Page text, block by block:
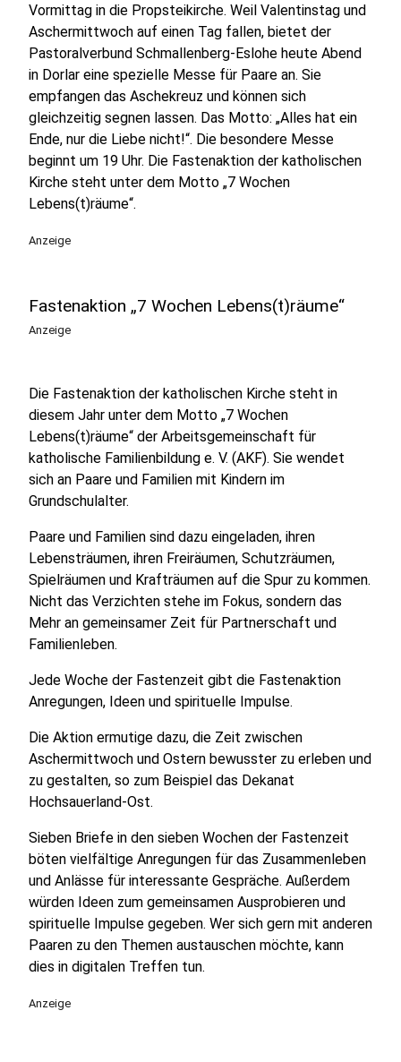
Vormittag in die Propsteikirche. Weil Valentinstag und
Aschermittwoch auf einen Tag fallen, bietet der
Pastoralverbund Schmallenberg-Eslohe heute Abend
in Dorlar eine spezielle Messe für Paare an. Sie
empfangen das Aschekreuz und können sich
gleichzeitig segnen lassen. Das Motto: „Alles hat ein
Ende, nur die Liebe nicht!“. Die besondere Messe
beginnt um 19 Uhr. Die Fastenaktion der katholischen
Kirche steht unter dem Motto „7 Wochen
Lebens(t)räume“.
Anzeige
Fastenaktion „7 Wochen Lebens(t)räume“
Anzeige
Die Fastenaktion der katholischen Kirche steht in
diesem Jahr unter dem Motto „7 Wochen
Lebens(t)räume“ der Arbeitsgemeinschaft für
katholische Familienbildung e. V. (AKF). Sie wendet
sich an Paare und Familien mit Kindern im
Grundschulalter.
Paare und Familien sind dazu eingeladen, ihren
Lebensträumen, ihren Freiräumen, Schutzräumen,
Spielräumen und Krafträumen auf die Spur zu kommen.
Nicht das Verzichten stehe im Fokus, sondern das
Mehr an gemeinsamer Zeit für Partnerschaft und
Familienleben.
Jede Woche der Fastenzeit gibt die Fastenaktion
Anregungen, Ideen und spirituelle Impulse.
Die Aktion ermutige dazu, die Zeit zwischen
Aschermittwoch und Ostern bewusster zu erleben und
zu gestalten, so zum Beispiel das Dekanat
Hochsauerland-Ost.
Sieben Briefe in den sieben Wochen der Fastenzeit
böten vielfältige Anregungen für das Zusammenleben
und Anlässe für interessante Gespräche. Außerdem
würden Ideen zum gemeinsamen Ausprobieren und
spirituelle Impulse gegeben. Wer sich gern mit anderen
Paaren zu den Themen austauschen möchte, kann
dies in digitalen Treffen tun.
Anzeige